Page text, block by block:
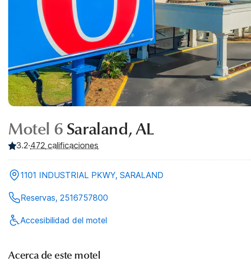
Motel 6 Saraland, AL
3.2·472 calificaciones
1101 INDUSTRIAL PKWY, SARALAND
Reservas, 2516757800
Accesibilidad del motel
Acerca de este motel